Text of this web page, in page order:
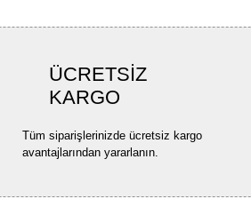
ÜCRETSİZ
KARGO
Tüm siparişlerinizde ücretsiz kargo
avantajlarından yararlanın.